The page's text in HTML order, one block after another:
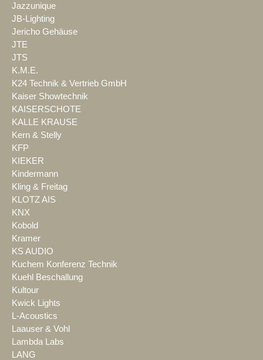
Jazzunique
JB-Lighting
Jericho Gehäuse
JTE
JTS
K.M.E.
K24 Technik & Vertrieb GmbH
Kaiser Showtechnik
KAISERSCHOTE
KALLE KRAUSE
Kern & Stelly
KFP
KIEKER
Kindermann
Kling & Freitag
KLOTZ AIS
KNX
Kobold
Kramer
KS AUDIO
Kuchem Konferenz Technik
Kuehl Beschallung
Kultour
Kwick Lights
L-Acoustics
Laauser & Vohl
Lambda Labs
LANG